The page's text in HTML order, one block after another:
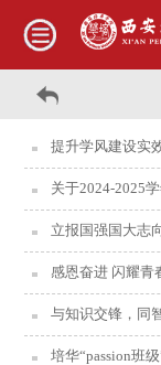
提升学风建设实效 凝练特
关于2024-2025
立报国强国大志向 做挺
感恩奋进 闪耀青春 | 国家
与知识交锋，同智慧博
培华“passion班级